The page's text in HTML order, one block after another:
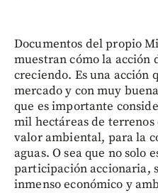
Documentos del propio
muestran cómo la acción
creciendo. Es una acción
mercado y con muy
que es importante
mil hectáreas de
valor ambiental, para la
aguas. O sea que no solo
participación accionaria,
inmenso económico y